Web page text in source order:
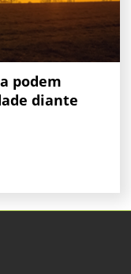
podem
diante